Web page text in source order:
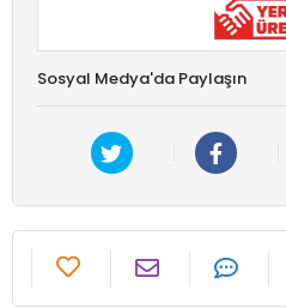
Sosyal Medya'da Paylaşın